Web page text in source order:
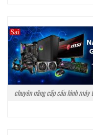
chuyên nâng cấp cấu hình máy